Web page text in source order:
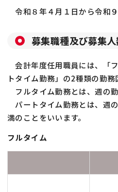
令和８年４月１日から令和
募集職種及び募集
会計年度任用職員には、「
トタイム勤務」の2種類の勤務
フルタイム勤務とは、週の
パートタイム勤務とは、週
満のことをいいます。
フルタイム